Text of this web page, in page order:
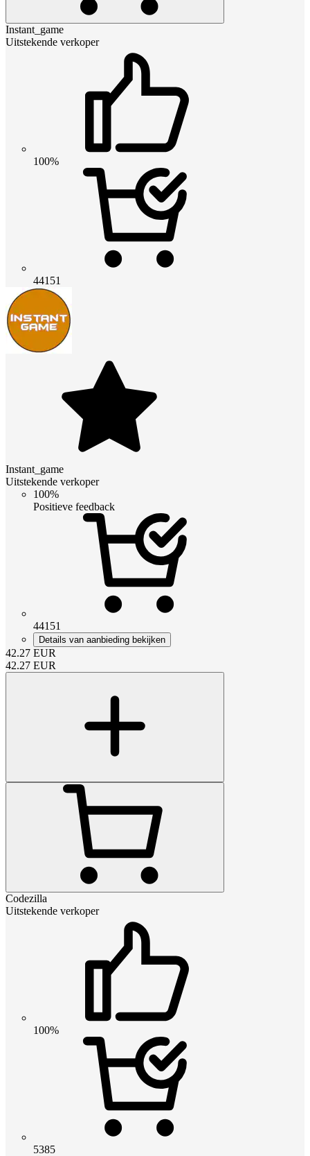
Instant_game
Uitstekende verkoper
100%
44151
Instant_game
Uitstekende verkoper
100%
Positieve feedback
44151
Details van aanbieding bekijken
42.27 EUR
42.27 EUR
Codezilla
Uitstekende verkoper
100%
5385